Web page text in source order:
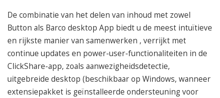
De combinatie van het delen van inhoud met zowel
Button als Barco desktop App biedt u de meest intuïtieve
en rijkste manier van samenwerken , verrijkt met
continue updates en power-user-functionaliteiten in de
ClickShare-app, zoals aanwezigheidsdetectie,
uitgebreide desktop (beschikbaar op Windows, wanneer
extensiepakket is geïnstalleerde ondersteuning voor